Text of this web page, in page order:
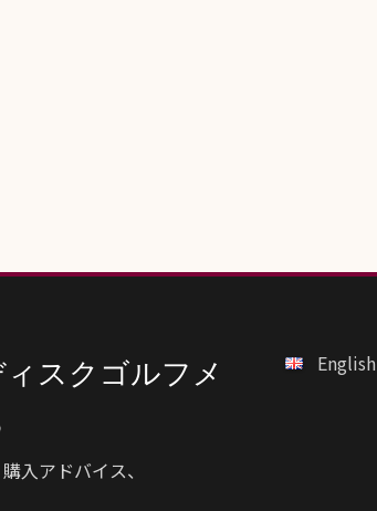
スクゴルフメ
入アドバイス、
English